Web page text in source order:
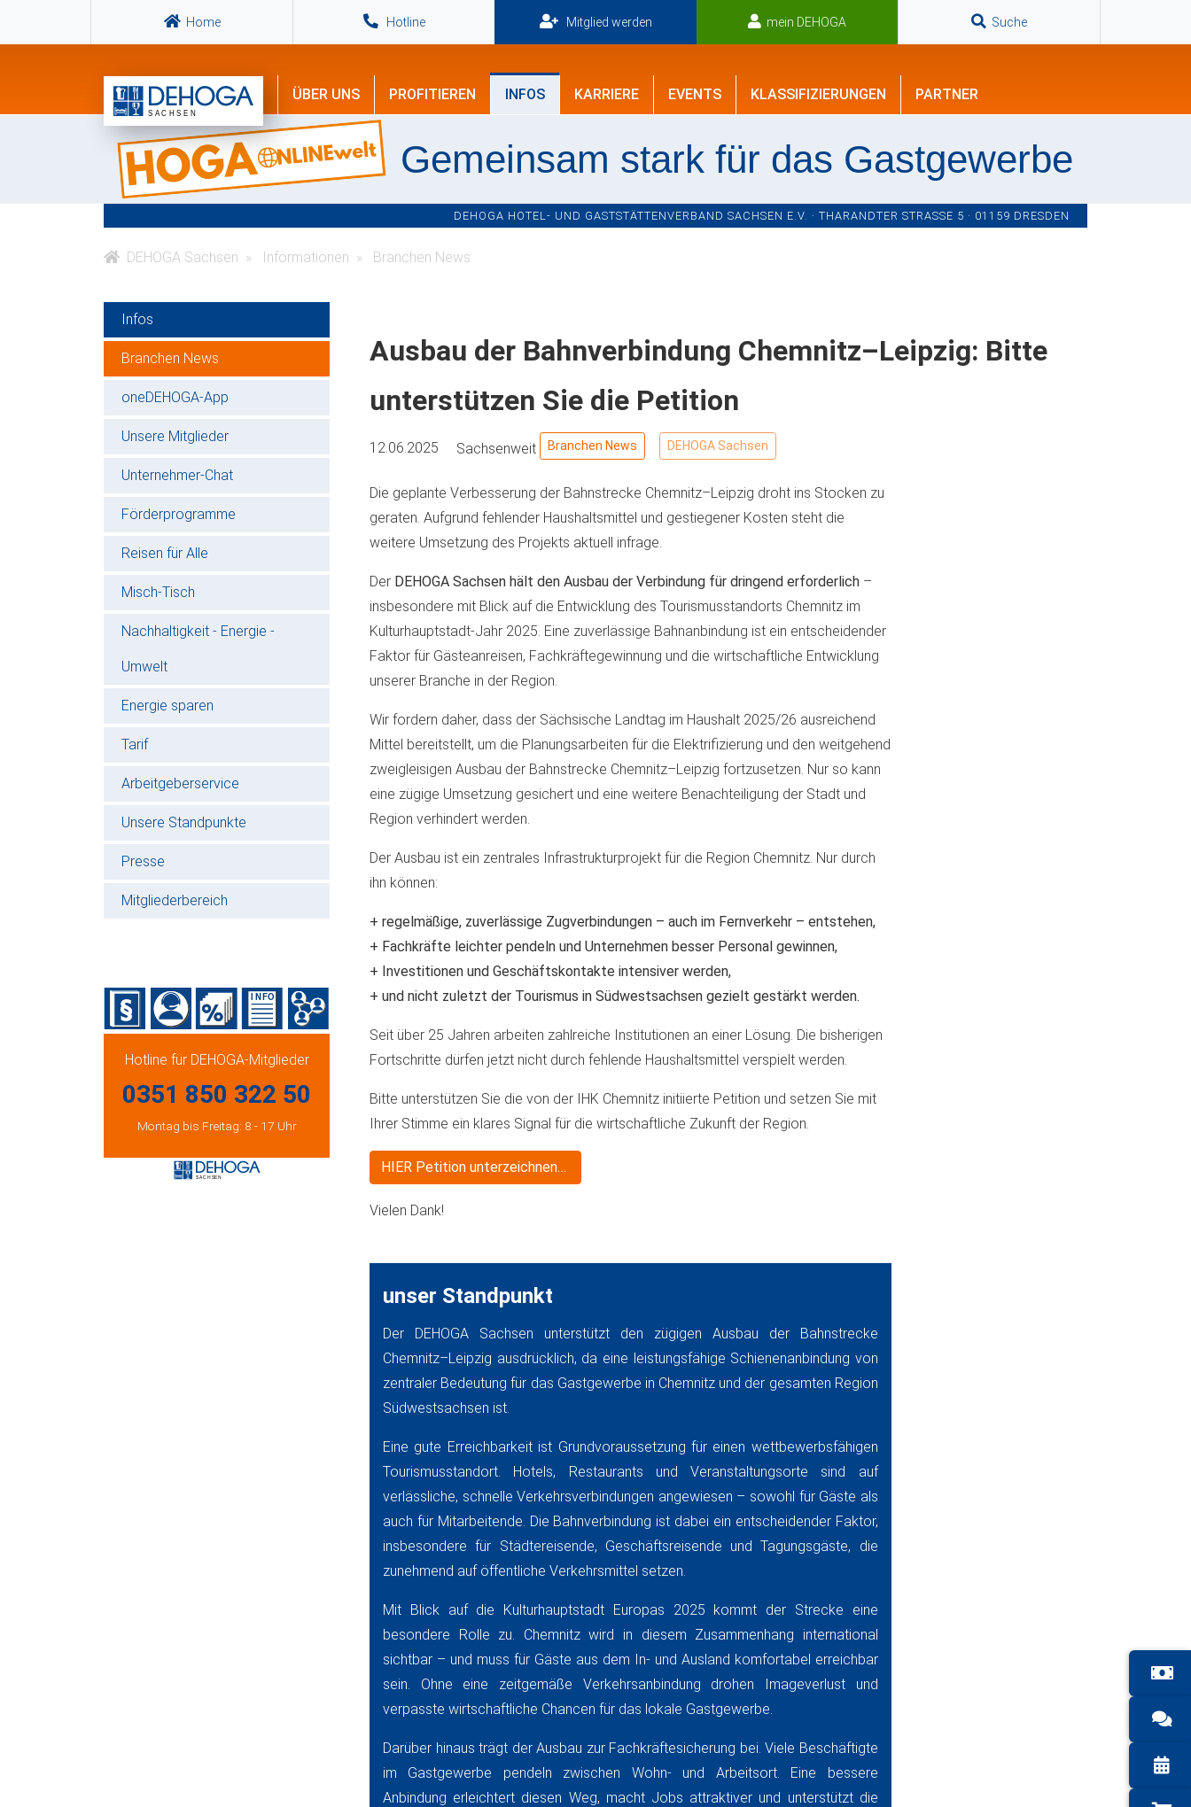
Home Hotline Mitglied werden mein DEHOGA Suche
ÜBER UNS PROFITIEREN INFOS KARRIERE EVENTS KLASSIFIZIERUNGEN PARTNER
Gemeinsam stark für das Gastgewerbe
DEHOGA HOTEL- UND GASTSTÄTTENVERBAND SACHSEN E.V. · THARANDTER STRASSE 5 · 01159 DRESDEN
DEHOGA Sachsen Informationen Branchen News
Infos
Branchen News
oneDEHOGA-App
Unsere Mitglieder
Unternehmer-Chat
Förderprogramme
Reisen für Alle
Misch-Tisch
Nachhaltigkeit - Energie -
Umwelt
Energie sparen
Tarif
Arbeitgeberservice
Unsere Standpunkte
Presse
Mitgliederbereich
Hotline für DEHOGA-Mitglieder
0351 850 322 50
Montag bis Freitag: 8 - 17 Uhr
Ausbau der Bahnverbindung Chemnitz–Leipzig: Bitte
unterstützen Sie die Petition
12.06.2025 Sachsenweit Branchen News DEHOGA Sachsen
Die geplante Verbesserung der Bahnstrecke Chemnitz–Leipzig droht ins Stocken zu
geraten. Aufgrund fehlender Haushaltsmittel und gestiegener Kosten steht die
weitere Umsetzung des Projekts aktuell infrage.
Der DEHOGA Sachsen hält den Ausbau der Verbindung für dringend erforderlich –
insbesondere mit Blick auf die Entwicklung des Tourismusstandorts Chemnitz im
Kulturhauptstadt-Jahr 2025. Eine zuverlässige Bahnanbindung ist ein entscheidender
Faktor für Gästeanreisen, Fachkräftegewinnung und die wirtschaftliche Entwicklung
unserer Branche in der Region.
Wir fordern daher, dass der Sächsische Landtag im Haushalt 2025/26 ausreichend
Mittel bereitstellt, um die Planungsarbeiten für die Elektrifizierung und den weitgehend
zweigleisigen Ausbau der Bahnstrecke Chemnitz–Leipzig fortzusetzen. Nur so kann
eine zügige Umsetzung gesichert und eine weitere Benachteiligung der Stadt und
Region verhindert werden.
Der Ausbau ist ein zentrales Infrastrukturprojekt für die Region Chemnitz. Nur durch
ihn können:
+ regelmäßige, zuverlässige Zugverbindungen – auch im Fernverkehr – entstehen,
+ Fachkräfte leichter pendeln und Unternehmen besser Personal gewinnen,
+ Investitionen und Geschäftskontakte intensiver werden,
+ und nicht zuletzt der Tourismus in Südwestsachsen gezielt gestärkt werden.
Seit über 25 Jahren arbeiten zahlreiche Institutionen an einer Lösung. Die bisherigen
Fortschritte dürfen jetzt nicht durch fehlende Haushaltsmittel verspielt werden.
Bitte unterstützen Sie die von der IHK Chemnitz initiierte Petition und setzen Sie mit
Ihrer Stimme ein klares Signal für die wirtschaftliche Zukunft der Region.
HIER Petition unterzeichnen…
Vielen Dank!
unser Standpunkt
Der DEHOGA Sachsen unterstützt den zügigen Ausbau der Bahnstrecke
Chemnitz–Leipzig ausdrücklich, da eine leistungsfähige Schienenanbindung von
zentraler Bedeutung für das Gastgewerbe in Chemnitz und der gesamten Region
Südwestsachsen ist.
Eine gute Erreichbarkeit ist Grundvoraussetzung für einen wettbewerbsfähigen
Tourismusstandort. Hotels, Restaurants und Veranstaltungsorte sind auf
verlässliche, schnelle Verkehrsverbindungen angewiesen – sowohl für Gäste als
auch für Mitarbeitende. Die Bahnverbindung ist dabei ein entscheidender Faktor,
insbesondere für Städtereisende, Geschäftsreisende und Tagungsgäste, die
zunehmend auf öffentliche Verkehrsmittel setzen.
Mit Blick auf die Kulturhauptstadt Europas 2025 kommt der Strecke eine
besondere Rolle zu. Chemnitz wird in diesem Zusammenhang international
sichtbar – und muss für Gäste aus dem In- und Ausland komfortabel erreichbar
sein. Ohne eine zeitgemäße Verkehrsanbindung drohen Imageverlust und
verpasste wirtschaftliche Chancen für das lokale Gastgewerbe.
Darüber hinaus trägt der Ausbau zur Fachkräftesicherung bei. Viele Beschäftigte
im Gastgewerbe pendeln zwischen Wohn- und Arbeitsort. Eine bessere
Anbindung erleichtert diesen Weg, macht Jobs attraktiver und unterstützt die